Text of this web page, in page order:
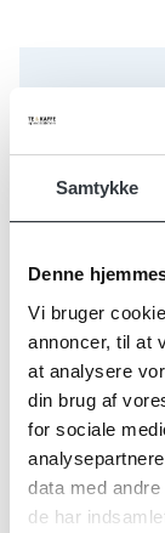
Samtykke
Denne
Vi bruger
annoncer, til at
at analysere
din brug af
for sociale
data med
de har